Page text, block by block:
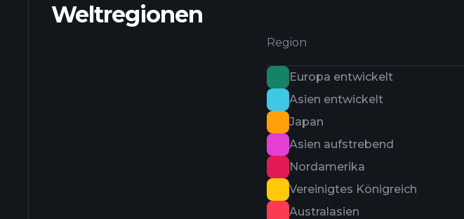
Weltregionen
Region
Europa entwickelt
Asien entwickelt
Japan
Asien aufstrebend
Nordamerika
Vereinigtes Königreich
Australasien